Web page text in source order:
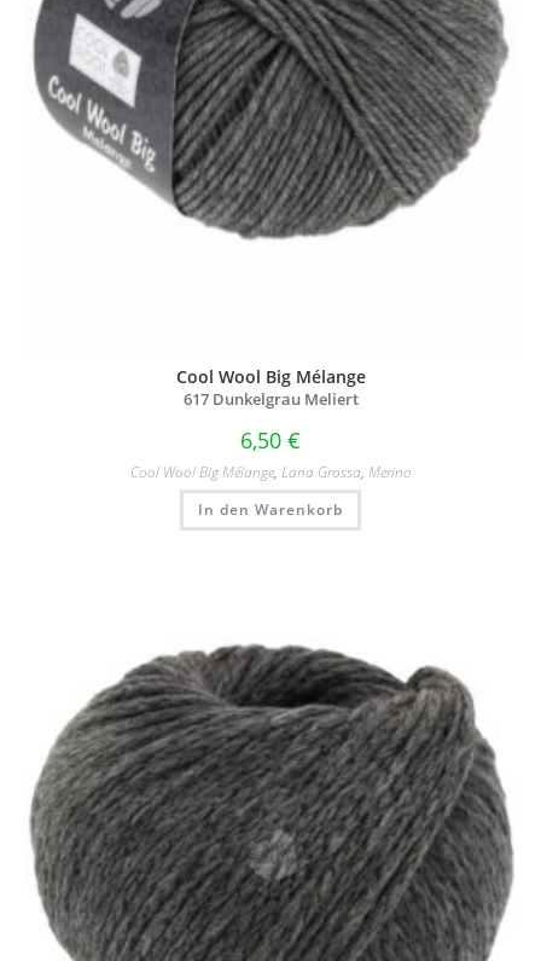
Cool Wool Big Mélange
617 Dunkelgrau Meliert
6,50 €
Cool Wool Big Mélange, Lana Grossa, Merino
In den Warenkorb